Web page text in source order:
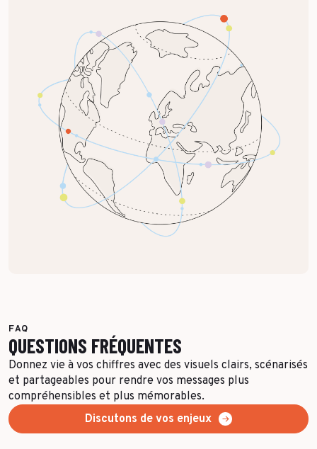
FAQ
QUESTIONS FRÉQUENTES
Donnez vie à vos chiffres avec des visuels clairs, scénarisés
et partageables pour rendre vos messages plus
compréhensibles et plus mémorables.
Discutons de vos enjeux